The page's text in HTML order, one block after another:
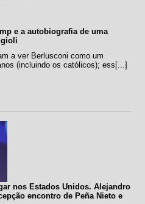
e a autobiografia de uma
a ver Berlusconi como um
(incluindo os católicos); ess[...]
nos Estados Unidos. Alejandro
encontro de Peña Nieto e